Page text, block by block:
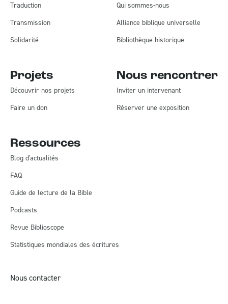
Traduction
Transmission
Solidarité
Projets
Découvrir nos projets
Faire un don
Qui sommes-nous
Alliance biblique universelle
Bibliothèque historique
Nous rencontrer
Inviter un intervenant
Réserver une exposition
Ressources
Blog d'actualités
FAQ
Guide de lecture de la Bible
Podcasts
Revue Biblioscope
Statistiques mondiales des écritures
Nous contacter